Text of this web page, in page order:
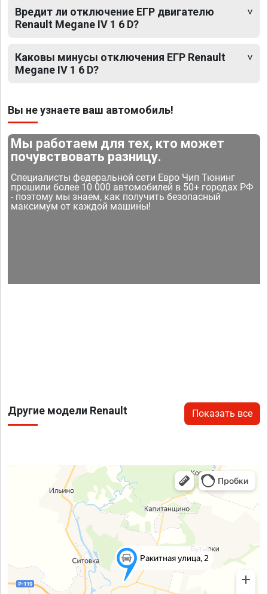
Вредит ли отключение ЕГР двигателю
Renault Megane IV 1 6 D?
Каковы минусы отключения ЕГР Renault
Megane IV 1 6 D?
Вы не узнаете ваш автомобиль!
Мы работаем для тех, кто может
почувствовать разницу.
Специалисты федеральной сети Евро Чип Тюнинг
прошили более 10 000 автомобилей в 50+ городах РФ
- поэтому мы знаем, как получить безопасный
максимум от каждой машины!
Другие модели Renault Показать все